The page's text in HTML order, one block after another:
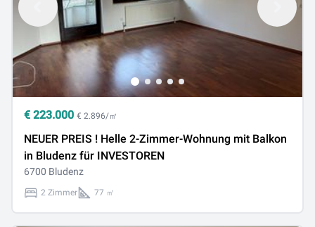
€ 223.000 € 2.896/㎡
NEUER PREIS ! Helle 2-Zimmer-Wohnung mit Balkon
in Bludenz für INVESTOREN
6700 Bludenz
2 Zimmer 77 ㎡